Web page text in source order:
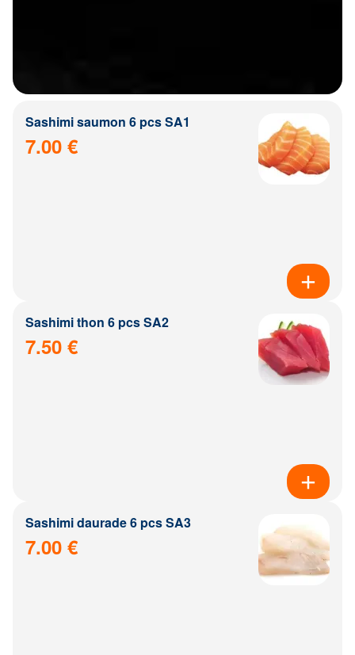
Sashimi saumon 6 pcs SA1
7.00 €
Sashimi thon 6 pcs SA2
7.50 €
Sashimi daurade 6 pcs SA3
7.00 €